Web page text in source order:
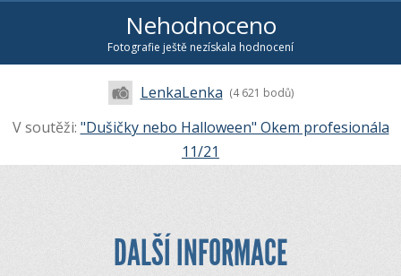
Nehodnoceno
Fotografie ještě nezískala hodnocení
LenkaLenka (4 621 bodů)
V soutěži: "Dušičky nebo Halloween" Okem profesionála
11/21
DALŠÍ INFORMACE